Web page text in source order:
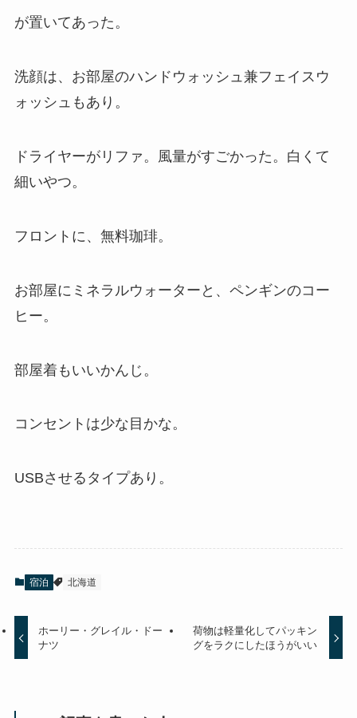
が置いてあった。
洗顔は、お部屋のハンドウォッシュ兼フェイスウ
ォッシュもあり。
ドライヤーがリファ。風量がすごかった。白くて
細いやつ。
フロントに、無料珈琲。
お部屋にミネラルウォーターと、ペンギンのコー
ヒー。
部屋着もいいかんじ。
コンセントは少な目かな。
USBさせるタイプあり。
宿泊 北海道
ホーリー・グレイル・ドー
ナツ
荷物は軽量化してパッキン
グをラクにしたほうがいい